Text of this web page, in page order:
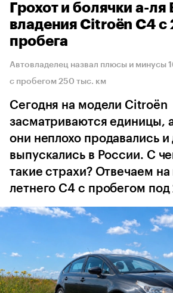
Грохот и болячки а-
владения Citroёn C4 с
пробега
Автовладелец назвал плюсы и минусы
с пробегом 250 тыс. км
Сегодня на модели Citroёn
засматриваются единицы,
они неплохо продавались и
выпускались в России. С
такие страхи? Отвечаем
летнего C4 с пробегом